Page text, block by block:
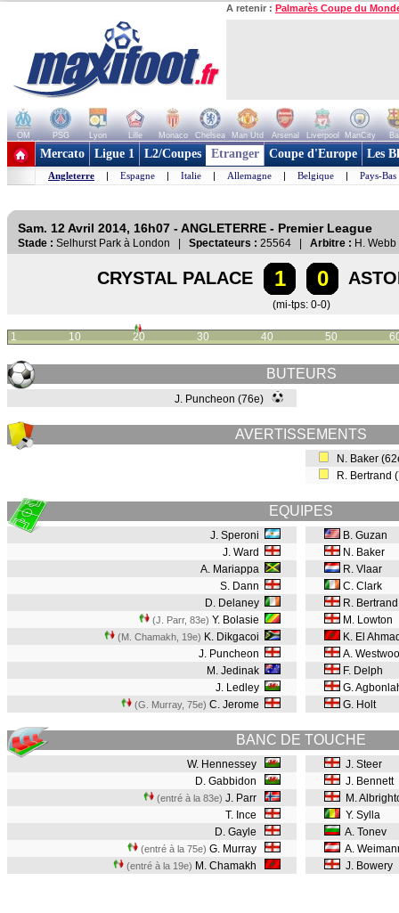
A retenir : Palmarès Coupe du
OM PSG Lyon Lille Monaco Chelsea Man Utd Arsenal Liverpool ManCity
+ de clubs
Mercato Ligue 1 L2/Coupes Etranger Coupe d'Europe Les
Angleterre | Espagne | Italie | Allemagne | Belgique | Pays-Bas
Sam. 12 Avril 2014, 16h07 - ANGLETERRE - Premier League
Stade : Selhurst Park à London | Spectateurs : 25564 | Arbitre : H. Webb
CRYSTAL PALACE 1 0
(mi-tps: 0-0)
1 10 20 30 40 50
BUTEURS
J. Puncheon (76e)
AVERTISSEMENTS
N. Baker
R. Bertrand
EQUIPES
J. Speroni
J. Ward
A. Mariappa
S. Dann
D. Delaney
(J. Parr, 83e) Y. Bolasie
(M. Chamakh, 19e) K. Dikgacoi
J. Puncheon
M. Jedinak
J. Ledley
(G. Murray, 75e) C. Jerome
B. Guzan
N. Baker
R. Vlaar
C. Clark
R.
M. Lowton
K. El
A.
F. Delph
G.
G. Holt
BANC DE TOUCHE
W. Hennessey
D. Gabbidon
(entré à la 83e) J. Parr
T. Ince
D. Gayle
(entré à la 75e) G. Murray
(entré à la 19e) M. Chamakh
J. Steer
J. Bennett
M.
Y. Sylla
A. Tonev
A.
J. Bowery